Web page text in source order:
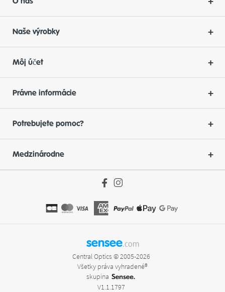
Naše výrobky
Môj účet
Právne informácie
Potrebujete pomoc?
Medzinárodne
sensee.com
Central Optics © 2005-2026
Všetky práva vyhradené®
skupina
V1.1.1797